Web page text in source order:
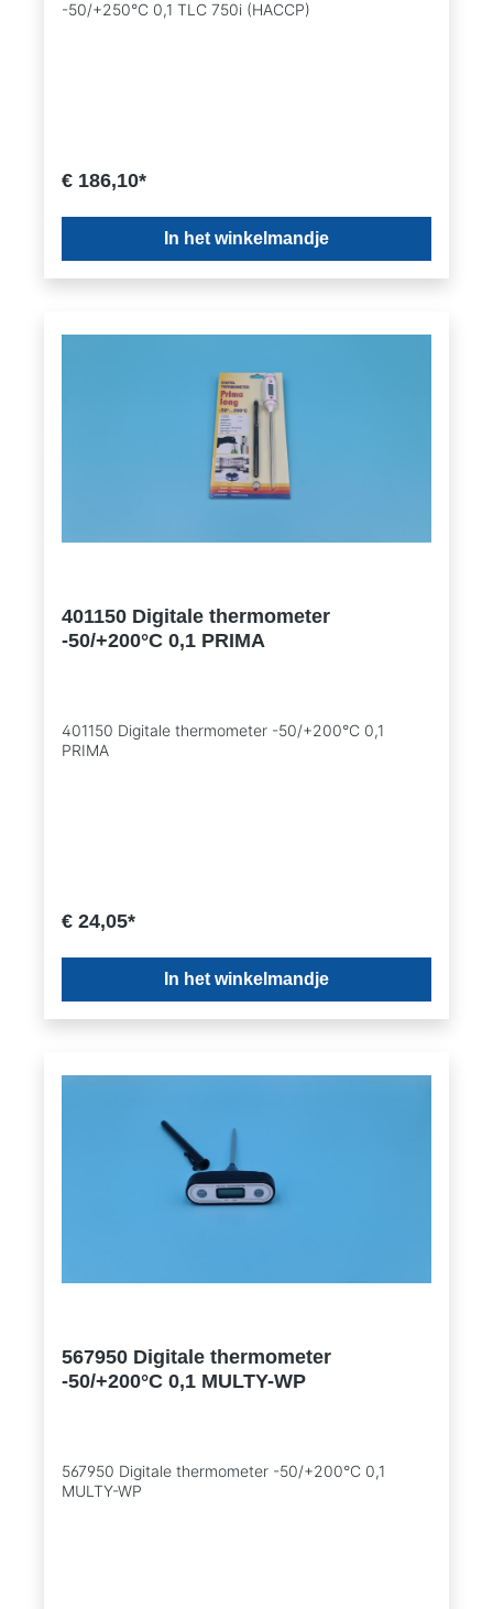
-50/+250°C 0,1 TLC 750i (HACCP)
€ 186,10*
In het winkelmandje
401150 Digitale thermometer
-50/+200°C 0,1 PRIMA
401150 Digitale thermometer -50/+200°C 0,1
PRIMA
€ 24,05*
In het winkelmandje
567950 Digitale thermometer
-50/+200°C 0,1 MULTY-WP
567950 Digitale thermometer -50/+200°C 0,1
MULTY-WP